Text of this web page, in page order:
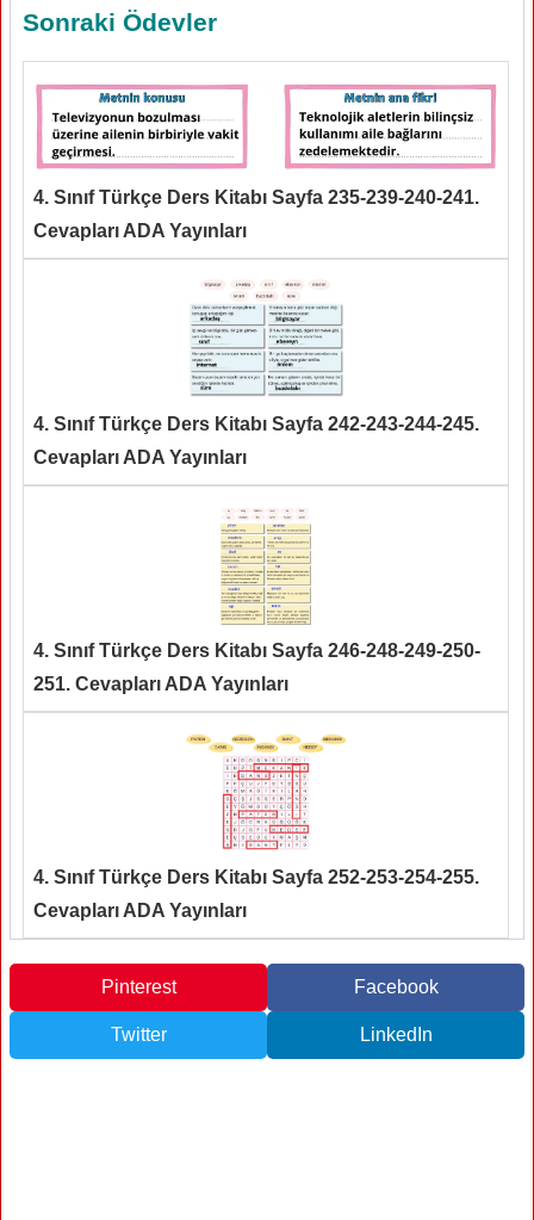
Sonraki Ödevler
4. Sınıf Türkçe Ders Kitabı Sayfa 235-239-240-241.
Cevapları ADA Yayınları
4. Sınıf Türkçe Ders Kitabı Sayfa 242-243-244-245.
Cevapları ADA Yayınları
4. Sınıf Türkçe Ders Kitabı Sayfa 246-248-249-250-
251. Cevapları ADA Yayınları
4. Sınıf Türkçe Ders Kitabı Sayfa 252-253-254-255.
Cevapları ADA Yayınları
Pinterest Facebook
Twitter LinkedIn